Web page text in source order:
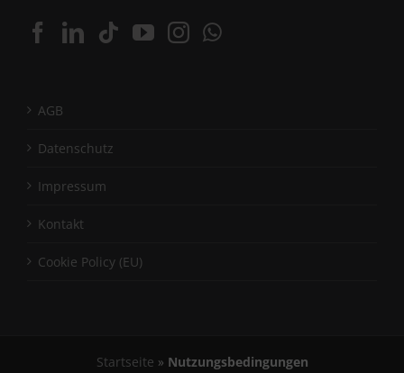
AGB
Datenschutz
Impressum
Kontakt
Cookie Policy (EU)
Startseite » Nutzungsbedingungen